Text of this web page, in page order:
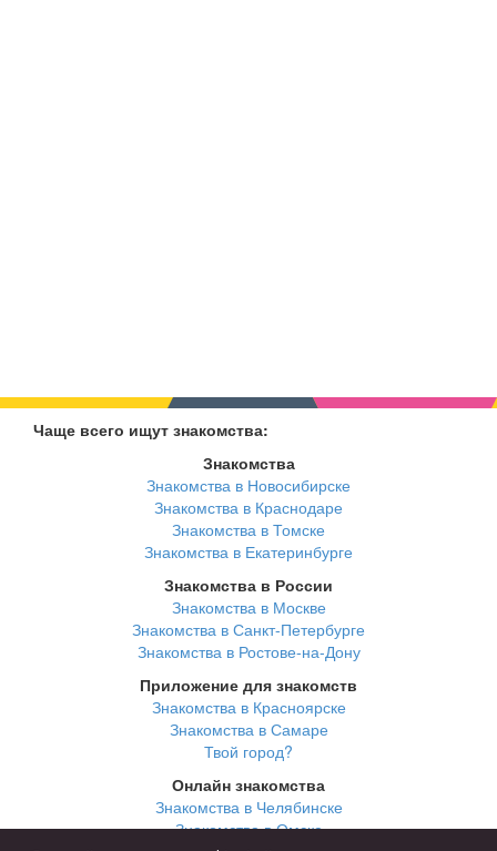
Чаще всего ищут знакомства:
Знакомства
Знакомства в Новосибирске
Знакомства в Краснодаре
Знакомства в Томске
Знакомства в Екатеринбурге
Знакомства в России
Знакомства в Москве
Знакомства в Санкт-Петербурге
Знакомства в Ростове-на-Дону
Приложение для знакомств
Знакомства в Красноярске
Знакомства в Самаре
Твой город?
Онлайн знакомства
Знакомства в Челябинске
Знакомства в Омске